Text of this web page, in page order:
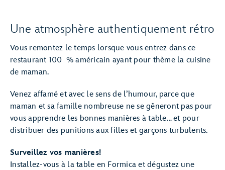
Une atmosphère authentiquement rétro
Vous remontez le temps lorsque vous entrez dans ce
restaurant 100 % américain ayant pour thème la cuisine
de maman.
Venez affamé et avec le sens de l’humour, parce que
maman et sa famille nombreuse ne se gêneront pas pour
vous apprendre les bonnes manières à table… et pour
distribuer des punitions aux filles et garçons turbulents.
Surveillez vos manières!
Installez-vous à la table en Formica et dégustez une